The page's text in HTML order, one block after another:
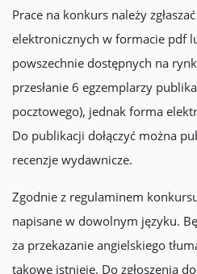
Prace na konkurs należy
elektronicznych w formacie pdf
powszechnie dostępnych na
przesłanie 6 egzemplarzy
pocztowego), jednak forma
Do publikacji dołączyć można
recenzje wydawnicze.
Zgodnie z regulaminem
napisane w dowolnym języku.
za przekazanie angielskiego
takowe istnieje. Do zgłoszenia